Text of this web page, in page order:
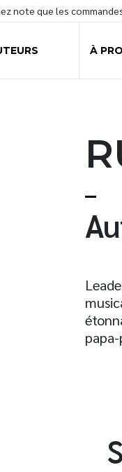
note que les
À